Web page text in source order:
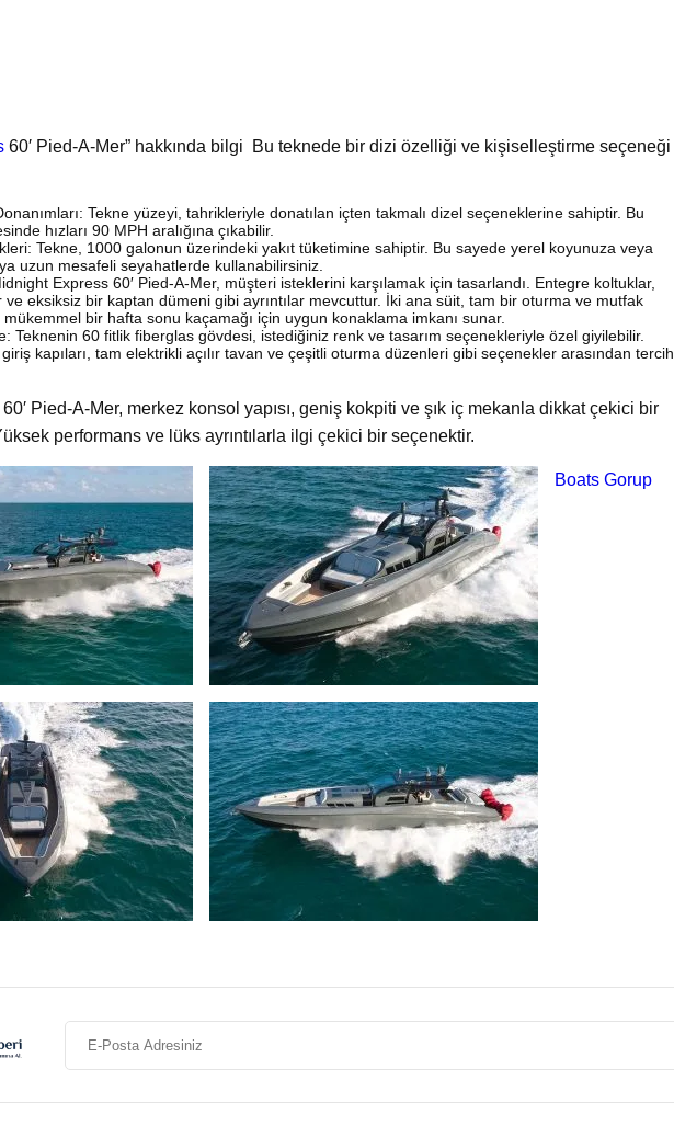
60′ Pied-A-Mer” hakkında bilgi Bu teknede bir dizi özelliği ve kişiselleştirme seçeneği
Tekne yüzeyi, tahrikleriyle donatılan içten takmalı dizel seçeneklerine sahiptir. Bu
hızları 90 MPH aralığına çıkabilir.
Tekne, 1000 galonun üzerindeki yakıt tüketimine sahiptir. Bu sayede yerel koyunuza veya
uzun mesafeli seyahatlerde kullanabilirsiniz.
Express 60′ Pied-A-Mer, müşteri isteklerini karşılamak için tasarlandı. Entegre koltuklar,
ve eksiksiz bir kaptan dümeni gibi ayrıntılar mevcuttur. İki ana süit, tam bir oturma ve mutfak
bir hafta sonu kaçamağı için uygun konaklama imkanı sunar.
Teknenin 60 fitlik fiberglas gövdesi, istediğiniz renk ve tasarım seçenekleriyle özel giyilebilir.
kapıları, tam elektrikli açılır tavan ve çeşitli oturma düzenleri gibi seçenekler arasından tercih
Pied-A-Mer, merkez konsol yapısı, geniş kokpiti ve şık iç mekanla dikkat çekici bir
performans ve lüks ayrıntılarla ilgi çekici bir seçenektir.
Boats Gorup